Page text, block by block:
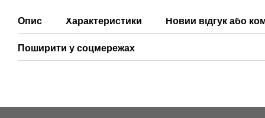
Опис Характеристики Новий відгук або
Поширити у соцмережах